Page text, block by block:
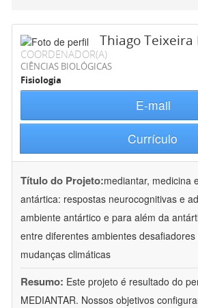
Thiago Teixeira
COORDENADOR(A)
CIÊNCIAS BIOLÓGICAS
Fisiologia
E-mail
Currículo
Título do Projeto:mediantar, medicina
antártica: respostas neurocognitivas e
ambiente antártico e para além da
entre diferentes ambientes
mudanças climáticas
Resumo: Este projeto é resultado do
MEDIANTAR. Nossos objetivos